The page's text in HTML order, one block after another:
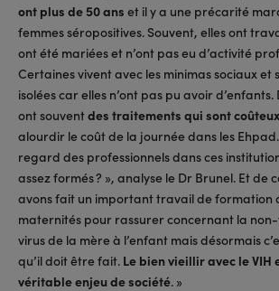
ont plus de 50 ans et il y a une précarité
femmes séropositives. Souvent, elles ont
ont été mariées et n’ont pas eu d’activité
Certaines vivent avec les minimas sociaux et
isolées car elles n’ont pas pu avoir
ont souventdes traitements qui sont coûteux
alourdir le coût de la journée dans les
regard des professionnels dans ces
assez formés ? », analyse le Dr Brunel. Et de
avons fait un important travail de formation
maternités pour rassurer concernant la
virus de la mère à l’enfant mais désormais
qu’il doit être fait. Le bien vieillir avec le VIH
véritable enjeu de société. »